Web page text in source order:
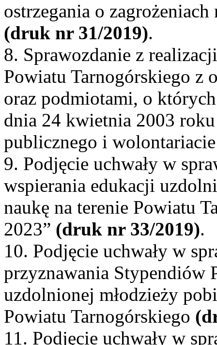
ostrzegania o zagrożeniach
(druk nr 31/2019).
8. Sprawozdanie z
Powiatu Tarnogórskiego z
oraz podmiotami, o
dnia 24 kwietnia 2003
publicznego i
9. Podjęcie uchwały w
wspierania edukacji
naukę na terenie Powiatu
2023” (druk nr 33/2019).
10. Podjęcie uchwały w
przyznawania Stypendiów
uzdolnionej młodzieży
Powiatu Tarnogórskiego
11. Podjęcie uchwały w